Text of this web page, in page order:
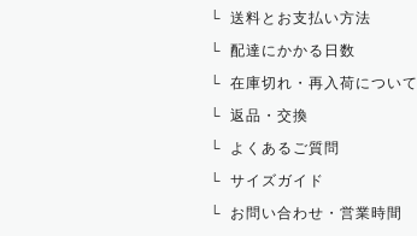
送料とお支払い方法
配達にかかる日数
在庫切れ・再入荷について
返品・交換
よくあるご質問
サイズガイド
お問い合わせ・営業時間